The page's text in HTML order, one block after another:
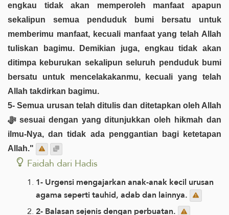
engkau tidak akan memperoleh manfaat apapun
sekalipun semua penduduk bumi bersatu untuk
memberimu manfaat, kecuali manfaat yang telah Allah
tuliskan bagimu. Demikian juga, engkau tidak akan
ditimpa keburukan sekalipun seluruh penduduk bumi
bersatu untuk mencelakakanmu, kecuali yang telah
Allah takdirkan bagimu.
5- Semua urusan telah ditulis dan ditetapkan oleh Allah
ﷻ sesuai dengan yang ditunjukkan oleh hikmah dan
ilmu-Nya, dan tidak ada penggantian bagi ketetapan
Allah."
Faidah dari Hadis
1- Urgensi mengajarkan anak-anak kecil urusan
agama seperti tauhid, adab dan lainnya.
2- Balasan sejenis dengan perbuatan.